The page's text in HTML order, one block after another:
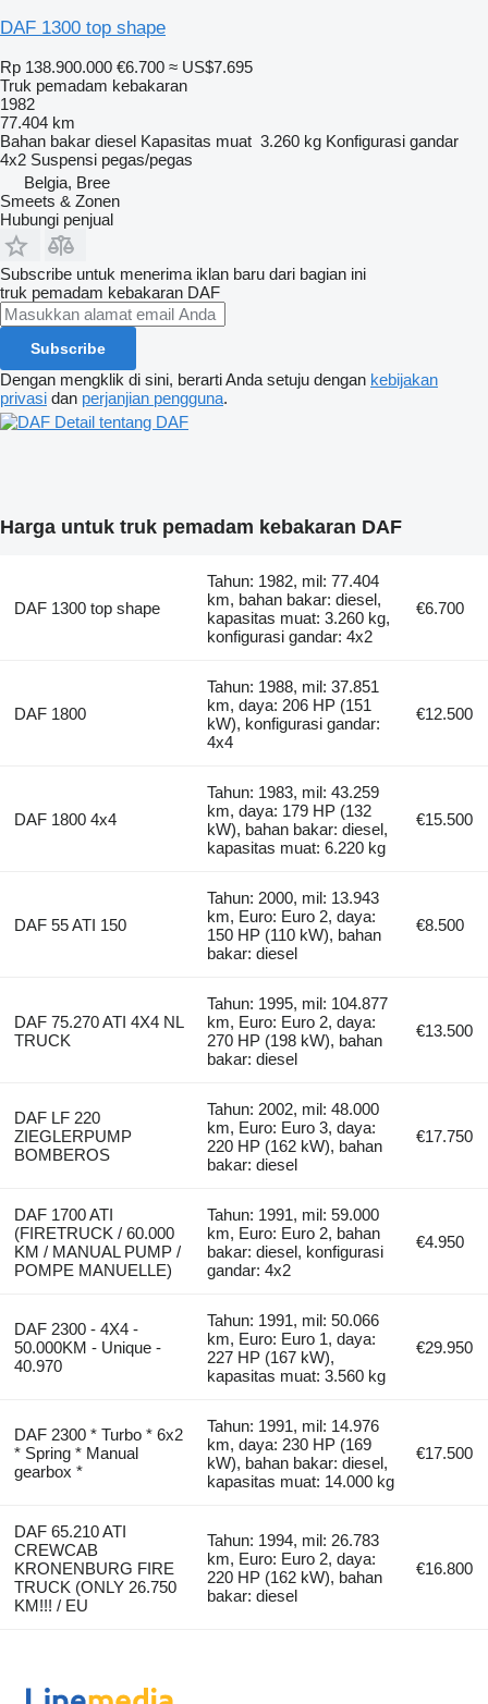
DAF 1300 top shape
Rp 138.900.000 €6.700 ≈ US$7.695
Truk pemadam kebakaran
1982
77.404 km
Bahan bakar diesel Kapasitas muat 3.260 kg Konfigurasi gandar
4x2 Suspensi pegas/pegas
Belgia, Bree
Smeets & Zonen
Hubungi penjual
Subscribe untuk menerima iklan baru dari bagian ini
truk pemadam kebakaran DAF
Subscribe
Dengan mengklik di sini, berarti Anda setuju dengan kebijakan
privasi dan perjanjian pengguna.
Detail tentang DAF
Harga untuk truk pemadam kebakaran DAF
DAF 1300 top shape
Tahun: 1982, mil: 77.404
km, bahan bakar: diesel,
kapasitas muat: 3.260 kg,
konfigurasi gandar: 4x2
€6.700
DAF 1800
Tahun: 1988, mil: 37.851
km, daya: 206 HP (151
kW), konfigurasi gandar:
4x4
€12.500
DAF 1800 4x4
Tahun: 1983, mil: 43.259
km, daya: 179 HP (132
kW), bahan bakar: diesel,
kapasitas muat: 6.220 kg
€15.500
DAF 55 ATI 150
Tahun: 2000, mil: 13.943
km, Euro: Euro 2, daya:
150 HP (110 kW), bahan
bakar: diesel
€8.500
DAF 75.270 ATI 4X4 NL
TRUCK
Tahun: 1995, mil: 104.877
km, Euro: Euro 2, daya:
270 HP (198 kW), bahan
bakar: diesel
€13.500
DAF LF 220
ZIEGLERPUMP
BOMBEROS
Tahun: 2002, mil: 48.000
km, Euro: Euro 3, daya:
220 HP (162 kW), bahan
bakar: diesel
€17.750
DAF 1700 ATI
(FIRETRUCK / 60.000
KM / MANUAL PUMP /
POMPE MANUELLE)
Tahun: 1991, mil: 59.000
km, Euro: Euro 2, bahan
bakar: diesel, konfigurasi
gandar: 4x2
€4.950
DAF 2300 - 4X4 -
50.000KM - Unique -
40.970
Tahun: 1991, mil: 50.066
km, Euro: Euro 1, daya:
227 HP (167 kW),
kapasitas muat: 3.560 kg
€29.950
DAF 2300 * Turbo * 6x2
* Spring * Manual
gearbox *
Tahun: 1991, mil: 14.976
km, daya: 230 HP (169
kW), bahan bakar: diesel,
kapasitas muat: 14.000 kg
€17.500
DAF 65.210 ATI
CREWCAB
KRONENBURG FIRE
TRUCK (ONLY 26.750
KM!!! / EU
Tahun: 1994, mil: 26.783
km, Euro: Euro 2, daya:
220 HP (162 kW), bahan
bakar: diesel
€16.800